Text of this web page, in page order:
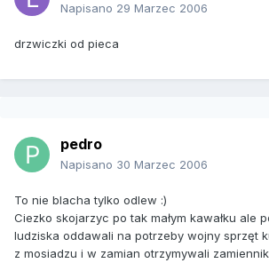
Napisano 29 Marzec 2006
drzwiczki od pieca
pedro
Napisano 30 Marzec 2006
To nie blacha tylko odlew :)
Ciezko skojarzyc po tak małym kawałku ale
ludziska oddawali na potrzeby wojny sprzęt
z mosiadzu i w zamian otrzymywali